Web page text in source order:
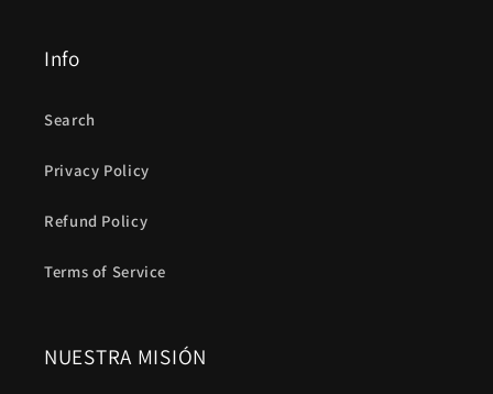
Info
Search
Privacy Policy
Refund Policy
Terms of Service
NUESTRA MISIÓN